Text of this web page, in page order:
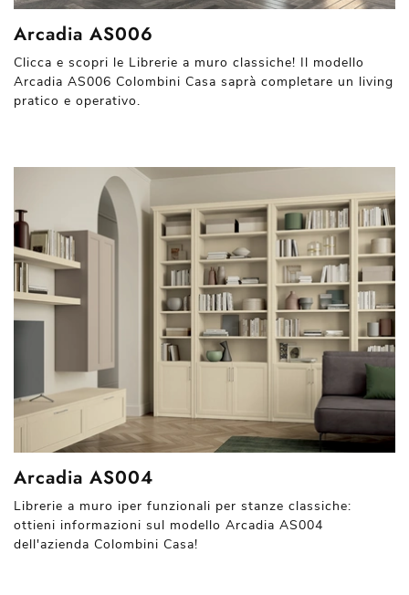
Arcadia AS006
Clicca e scopri le Librerie a muro classiche! Il modello
Arcadia AS006 Colombini Casa saprà completare un living
pratico e operativo.
Arcadia AS004
Librerie a muro iper funzionali per stanze classiche:
ottieni informazioni sul modello Arcadia AS004
dell'azienda Colombini Casa!